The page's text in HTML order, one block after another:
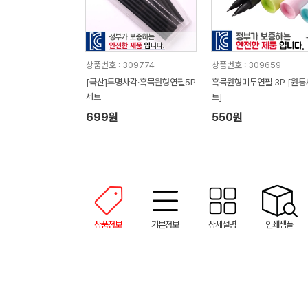
상품번호 : 309774
[국산]투명사각·흑목원형연필5P
세트
699원
상품번호 : 309659
흑목원형미두연필 3P [원통
트]
550원
상품정보 기본정보 상세설명 인쇄샘플